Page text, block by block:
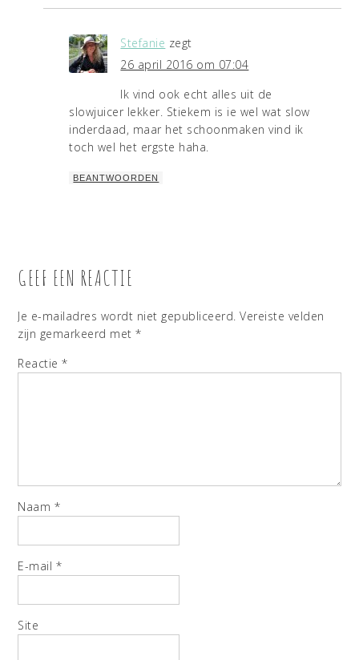
Stefanie zegt
26 april 2016 om 07:04
Ik vind ook echt alles uit de
slowjuicer lekker. Stiekem is ie wel wat slow
inderdaad, maar het schoonmaken vind ik
toch wel het ergste haha.
BEANTWOORDEN
GEEF EEN REACTIE
Je e-mailadres wordt niet gepubliceerd. Vereiste velden
zijn gemarkeerd met*
Reactie*
Naam *
E-mail *
Site